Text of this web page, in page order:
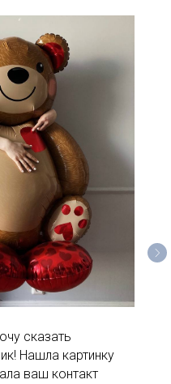
сказать
Нашла картинку
ваш контакт